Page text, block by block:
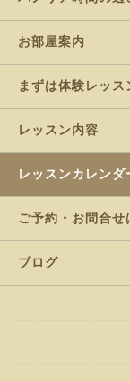
お部屋案内
まずは体験レッス
レッスン内容
レッスンカレンダ
ご予約・お問合せ
ブログ